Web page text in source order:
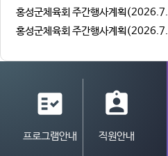
홍성군체육회 주간행사계획
홍성군체육회 주간행사계획
fact_check
프로그램안내
assignment_ind
직원안내